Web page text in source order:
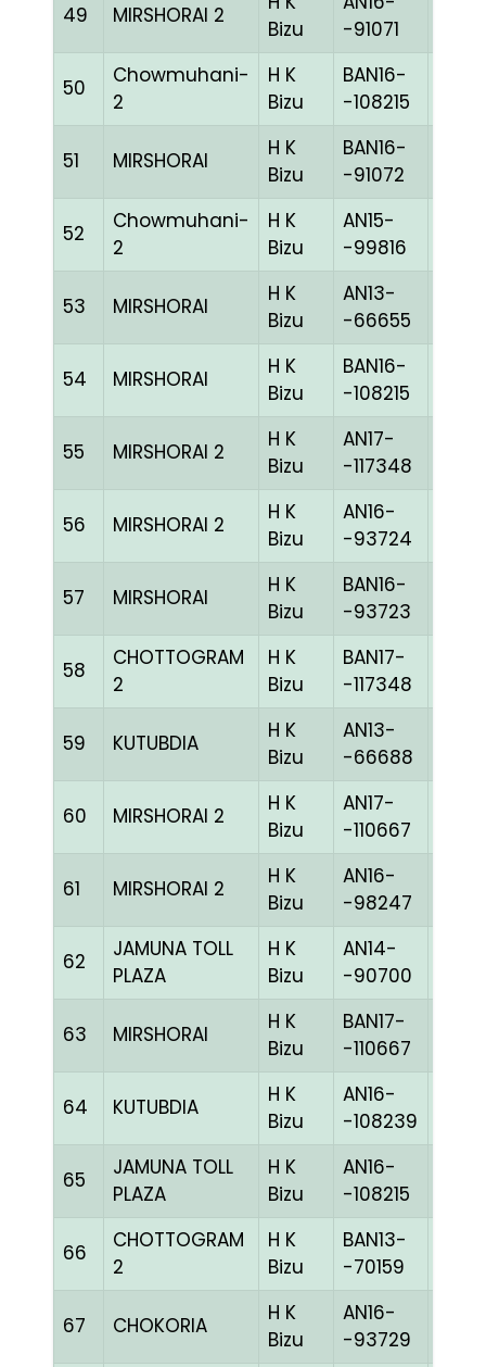
49 MIRSHORAI 2
Bizu
-91071
50
Chowmuhani-
2
H K
Bizu
BAN16-
-108215
51 MIRSHORAI
H K
Bizu
BAN16-
-91072
52
Chowmuhani-
2
H K
Bizu
AN15-
-99816
53 MIRSHORAI
H K
Bizu
AN13-
-66655
54 MIRSHORAI
H K
Bizu
BAN16-
-108215
55 MIRSHORAI 2
H K
Bizu
AN17-
-117348
56 MIRSHORAI 2
H K
Bizu
AN16-
-93724
57 MIRSHORAI
H K
Bizu
BAN16-
-93723
58
CHOTTOGRAM
2
H K
Bizu
BAN17-
-117348
59 KUTUBDIA
H K
Bizu
AN13-
-66688
60 MIRSHORAI 2
H K
Bizu
AN17-
-110667
61 MIRSHORAI 2
H K
Bizu
AN16-
-98247
62
JAMUNA TOLL
PLAZA
H K
Bizu
AN14-
-90700
63 MIRSHORAI
H K
Bizu
BAN17-
-110667
64 KUTUBDIA
H K
Bizu
AN16-
-108239
65
JAMUNA TOLL
PLAZA
H K
Bizu
AN16-
-108215
66
CHOTTOGRAM
2
H K
Bizu
BAN13-
-70159
67 CHOKORIA
H K
Bizu
AN16-
-93729